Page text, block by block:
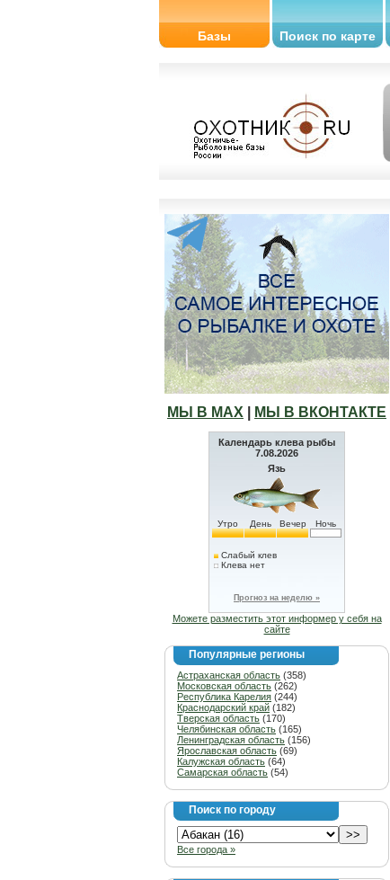
Базы Поиск по карте
МЫ В МАХ МЫ В ВКОНТАКТЕ
Календарь клева рыбы
7.08.2026
Язь
Утро День Вечер Ночь
Слабый клев
Клева нет
Прогноз на неделю »
Можете разместить этот информер у себя на
сайте
Популярные регионы
Астраханская область (358)
Московская область (262)
Республика Карелия (244)
Краснодарский край (182)
Тверская область (170)
Челябинская область (165)
Ленинградская область (156)
Ярославская область (69)
Калужская область (64)
Самарская область (54)
Поиск по городу
Все города »